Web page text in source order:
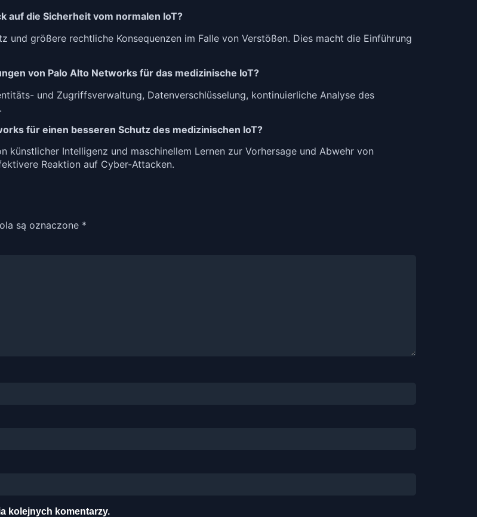
auf die Sicherheit vom normalen IoT?
und größere rechtliche Konsequenzen im Falle von Verstößen. Dies macht die Einführung
von Palo Alto Networks für das medizinische IoT?
und Zugriffsverwaltung, Datenverschlüsselung, kontinuierliche Analyse des
für einen besseren Schutz des medizinischen IoT?
Intelligenz und maschinellem Lernen zur Vorhersage und Abwehr von
Reaktion auf Cyber-Attacken.
są oznaczone *
kolejnych komentarzy.